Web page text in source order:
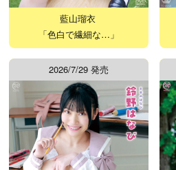
藍山瑠衣
「色白で繊細な…」
2026/7/29 発売